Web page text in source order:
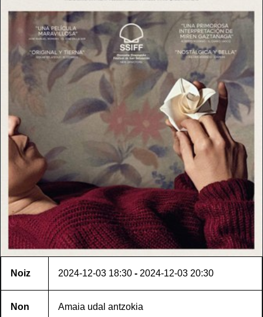
Noiz 2024-12-03 18:30 - 2024-12-03 20:30
Non Amaia udal antzokia